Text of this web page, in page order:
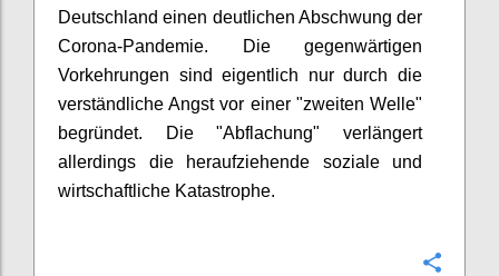
Deutschland einen deutlichen Abschwung der
Corona-Pandemie. Die gegenwärtigen
Vorkehrungen sind eigentlich nur durch die
verständliche Angst vor einer "zweiten Welle"
begründet. Die "Abflachung" verlängert
allerdings die heraufziehende soziale und
wirtschaftliche Katastrophe.